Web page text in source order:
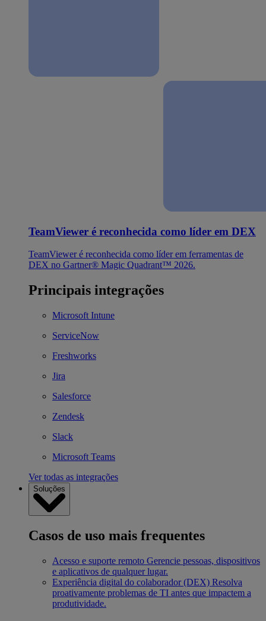
TeamViewer é reconhecida como líder em DEX
TeamViewer é reconhecida como líder em ferramentas de
DEX no Gartner® Magic Quadrant™ 2026.
Principais integrações
Microsoft Intune
ServiceNow
Freshworks
Jira
Salesforce
Zendesk
Slack
Microsoft Teams
Ver todas as integrações
Soluções
Casos de uso mais frequentes
Acesso e suporte remoto Gerencie pessoas, dispositivos
e aplicativos de qualquer lugar.
Experiência digital do colaborador (DEX) Resolva
proativamente problemas de TI antes que impactem a
produtividade.